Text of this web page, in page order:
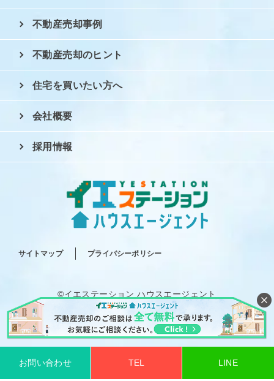
サイトマップ プライバシーポリシー
不動産売却事例
不動産売却のヒント
住宅を買いたい方へ
会社概要
採用情報
©イエステーション ハウスエージェント
All rights reserved.
お問い合わせ TEL LINE